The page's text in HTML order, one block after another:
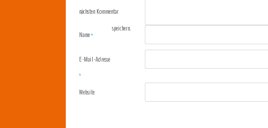
Name*
E-Mail-Adresse
*
Website
nächsten Kommentar
speichern.